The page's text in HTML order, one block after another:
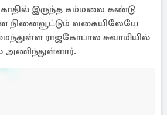
இருந்த கம்மலை கண்டு
நினைவூட்டும் வகையிலேயே
ராஜகோபால சுவாமியில்
அணிந்துள்ளார்.